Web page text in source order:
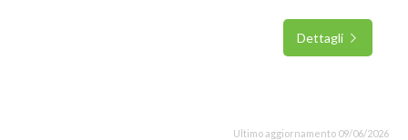
Dettagli
Ultimo aggiornamento 09/06/2026